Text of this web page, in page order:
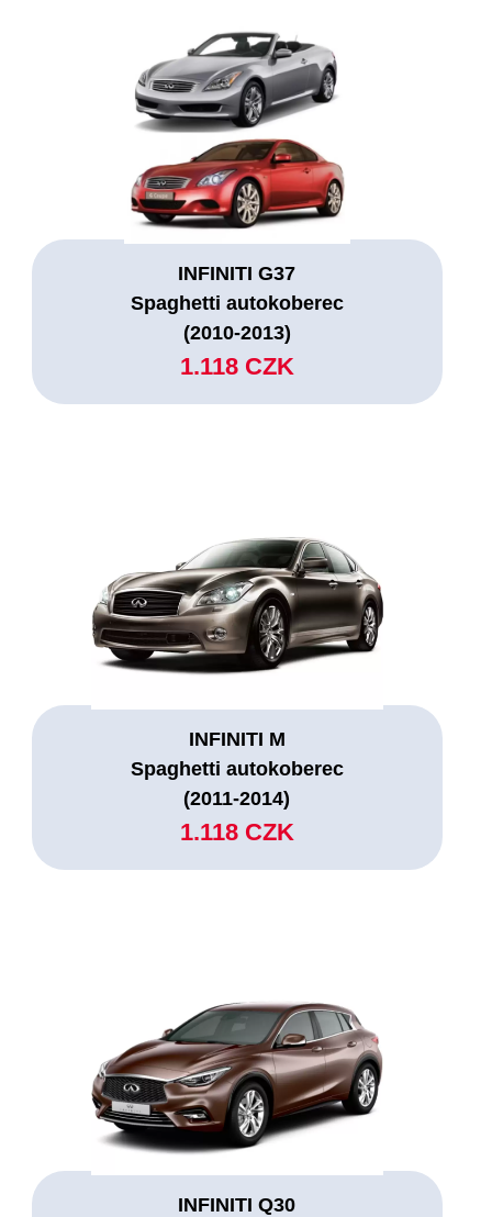
INFINITI G37
Spaghetti autokoberec
(2010-2013)
1.118 CZK
INFINITI M
Spaghetti autokoberec
(2011-2014)
1.118 CZK
INFINITI Q30